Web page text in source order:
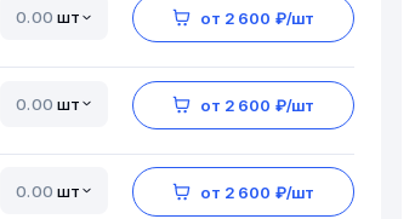
шт от 2 600 ₽/шт
шт от 2 600 ₽/шт
шт от 2 600 ₽/шт